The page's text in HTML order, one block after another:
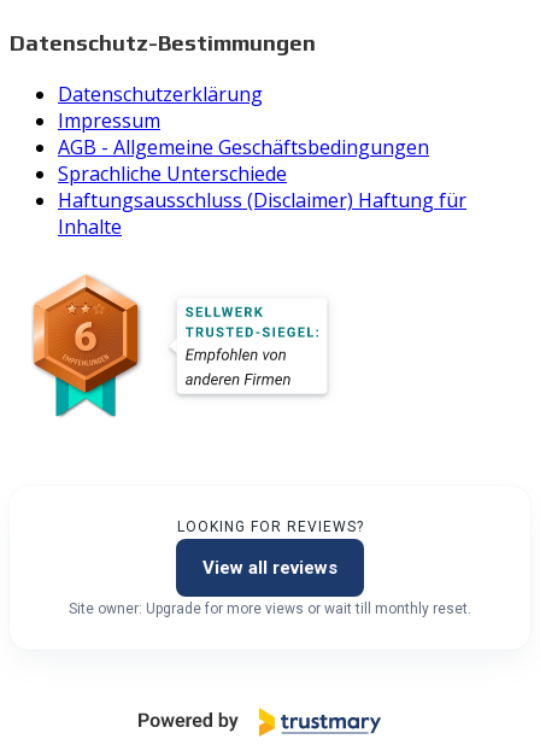
Datenschutz-Bestimmungen
Datenschutzerklärung
Impressum
AGB - Allgemeine Geschäftsbedingungen
Sprachliche Unterschiede
Haftungsausschluss (Disclaimer) Haftung für
Inhalte
LOOKING FOR REVIEWS?
View all reviews
Site owner: Upgrade for more views or wait till monthly reset.